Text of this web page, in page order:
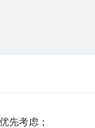
先考虑；